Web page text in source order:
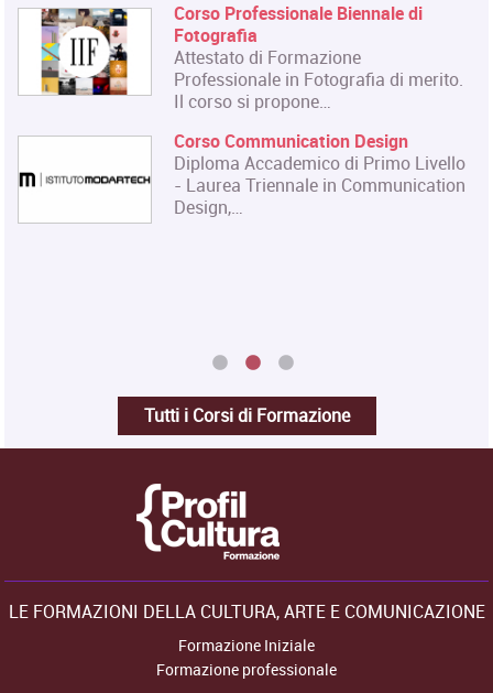
Corso Professionale Biennale di
Fotografia
Attestato di Formazione
Professionale in Fotografia di merito.
Il corso si propone…
Corso Communication Design
Diploma Accademico di Primo Livello
- Laurea Triennale in Communication
Design,…
Tutti i Corsi di Formazione
LE FORMAZIONI DELLA CULTURA, ARTE E COMUNICAZIONE
Formazione Iniziale
Formazione professionale